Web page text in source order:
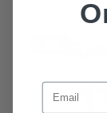
Email